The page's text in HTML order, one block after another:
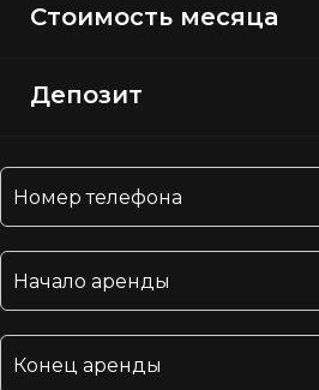
Стоимость месяца
Депозит